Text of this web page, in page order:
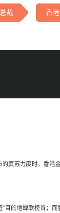
裁 香港
复苏力度时，香港
目的地蝉联榜首；